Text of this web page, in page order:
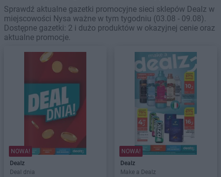
Sprawdź aktualne gazetki promocyjne sieci sklepów Dealz w
miejscowości Nysa ważne w tym tygodniu (03.08 - 09.08).
Dostępne gazetki: 2 i dużo produktów w okazyjnej cenie oraz
aktualne promocje.
NOWA!
Dealz
Deal dnia
NOWA!
Dealz
Make a Dealz